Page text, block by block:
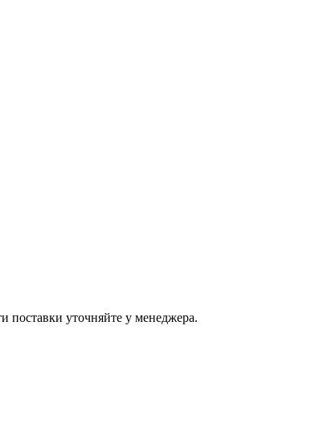
уточняйте у менеджера.